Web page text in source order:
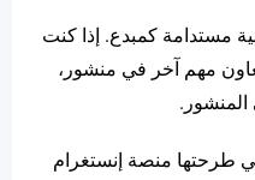
مستدامة كمبدع. إذا كنت
مهم آخر في منشور،
طرحتها منصة إنستغرام